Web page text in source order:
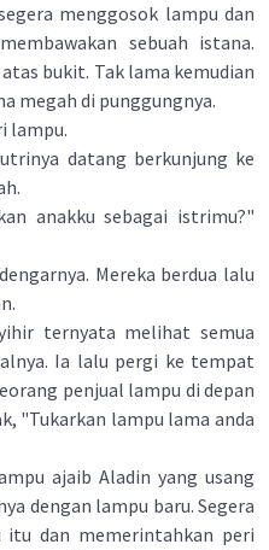
menggosok lampu dan
sebuah istana.
bukit. Tak lama kemudian
megah di punggungnya.
lampu.
datang berkunjung ke
anakku sebagai istrimu?"
Mereka berdua lalu
ternyata melihat semua
Ia lalu pergi ke tempat
penjual lampu di depan
"Tukarkan lampu lama anda
ajaib Aladin yang usang
dengan lampu baru. Segera
dan memerintahkan peri